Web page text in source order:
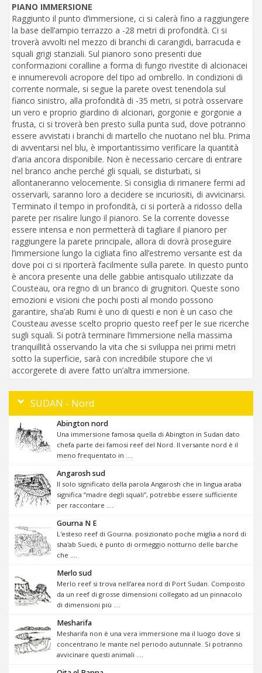
PIANO IMMERSIONE
Raggiunto il punto d’immersione, ci si calerà fino a raggiungere
la base dell’ampio terrazzo a -28 metri di profondità. Ci si
troverà avvolti nel mezzo di branchi di carangidi, barracuda e
squali grigi stanziali. Sul pianoro sono presenti due
conformazioni coralline a forma di fungo rivestite di alcionacei
e innumerevoli acropore del tipo ad ombrello. In condizioni di
corrente normale, si segue la parete ovest tenendola sul
fianco sinistro, alla profondità di -35 metri, si potrà osservare
un vero e proprio giardino di alcionari, gorgonie e gorgonie a
frusta, ci si troverà ben presto sulla punta sud, dove potranno
essere avvistati i branchi di martello che nuotano nel blu. Prima
di avventarsi nel blu, è importantissimo verificare la quantità
d’aria ancora disponibile. Non è necessario cercare di entrare
nel branco anche perché gli squali, se disturbati, si
allontaneranno velocemente. Si consiglia di rimanere fermi ad
osservarli, saranno loro a decidere se incuriositi, di avvicinarsi.
Terminato il tempo in profondità, ci si porterà a ridosso della
parete per risalire lungo il pianoro. Se la corrente dovesse
essere intensa e non permetterà di tagliare il pianoro per
raggiungere la parete principale, allora di dovrà proseguire
l’immersione lungo la cigliata fino all’estremo versante est da
dove poi ci si riporterà facilmente sulla parete. In questo punto
è ancora presente una delle gabbie antisqualo utilizzate da
Cousteau, ora regno di un branco di grugnitori. Queste sono
emozioni e visioni che pochi posti al mondo possono
garantire, sha’ab Rumi è uno di questi e non è un caso che
Cousteau avesse scelto proprio questo reef per le sue ricerche
sugli squali. Si potrà terminare l’immersione nella massima
tranquillità osservando la vita che si sviluppa nei primi metri
sotto la superficie, sarà con incredibile stupore che vi
accorgerete di avere fatto un’altra immersione.
SUDAN - Nord
Abington nord
Una immersione famosa quella di Abington in Sudan dato
chefa parte dei famosi reef del Nord. Il versante nord è il
meno frequentato in ....
Angarosh sud
Il solo significato della parola Angarosh che in lingua araba
significa “madre degli squali”, potrebbe essere sufficiente
per raccontare ....
Gourna N E
L'esteso reef di Gourna. posizionato poche miglia a nord di
sha'ab Suedi, è punto di ormeggio notturno delle barche
che ....
Merlo sud
Merlo reef si trova nell’area nord di Port Sudan. Composto
da un reef di grosse dimensioni collegato ad un pinnacolo
di dimensioni più ....
Mesharifa
Mesharifa non è una vera immersione ma il luogo dove si
concentrano le mante nel periodo autunnale. Si potranno
avvicinare questi animali ....